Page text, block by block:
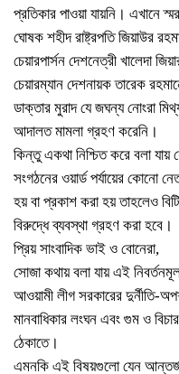
প্রতিকার পাওয়া যায়নি। এখানে
ঘোষক শহীদ রাষ্ট্রপতি জিয়াউর
চেয়ারপার্সন দেশনেত্রী খালেদা
চেয়ারম্যান দেশনায়ক তারেক
ডাক্তার মুরাদ যে জঘন্য নোংরা
আদালত মামলা গ্রহণ করেনি।
কিন্তু একথা নিশ্চিত করে বলা
সংগঠনের ওয়ার্ড পর্যায়ের কোনো
হয় বা প্রকাশ করা হয় তাহলেও
বিরুদ্ধে ব্যবস্থা গ্রহণ করা হবে।
প্রিয় সাংবাদিক ভাই ও বোনেরা,
সোজা কথায় বলা যায় এই
আওয়ামী লীগ সরকারের দুর্নীতি-
মানবাধিকার লংঘন এবং গুম ও
ঠেকাতে।
এমনকি এই বিষয়গুলো যেন